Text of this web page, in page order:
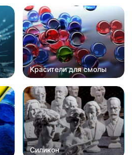
Красители для смолы
Силикон